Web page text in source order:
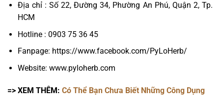
Địa chỉ : Số 22, Đường 34, Phường An Phú, Quận 2, Tp.
HCM
Hotline : 0903 75 36 45
Fanpage: https://www.facebook.com/PyLoHerb/
Website: www.pyloherb.com
=> XEM THÊM: Có Thể Bạn Chưa Biết Những Công Dụng